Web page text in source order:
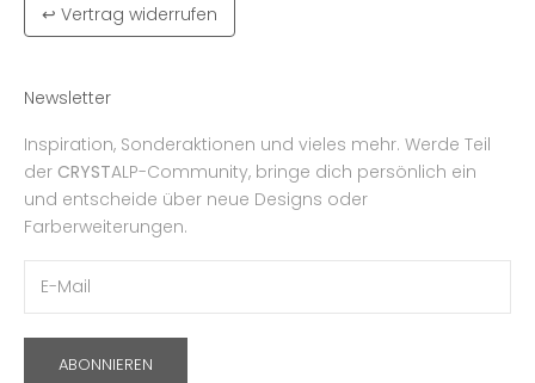
↩ Vertrag widerrufen
Newsletter
Inspiration, Sonderaktionen und vieles mehr. Werde Teil
der CRYSTALP-Community, bringe dich persönlich ein
und entscheide über neue Designs oder
Farberweiterungen.
ABONNIEREN